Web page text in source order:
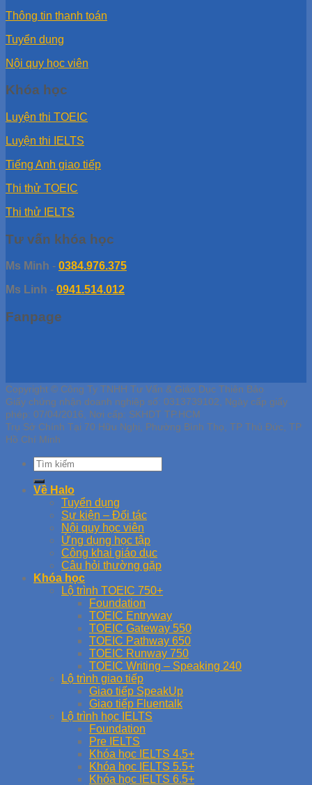
Thông tin thanh toán
Tuyển dụng
Nội quy học viên
Khóa học
Luyện thi TOEIC
Luyện thi IELTS
Tiếng Anh giao tiếp
Thi thử TOEIC
Thi thử IELTS
Tư vấn khóa học
Ms Minh - 0384.976.375
Ms Linh - 0941.514.012
Fanpage
Copyright © Công Ty TNHH Tư Vấn & Giáo Dục Thiên Bảo
Giấy chứng nhận doanh nghiệp số: 0313739102, Ngày cấp giấy
phép: 07/04/2016, Nơi cấp: SKHDT TP.HCM
Trụ Sở Chính Tại 70 Hữu Nghị, Phường Bình Thọ, TP Thủ Đức, TP
Hồ Chí Minh
Về Halo
Tuyển dụng
Sự kiện – Đối tác
Nội quy học viên
Ứng dụng học tập
Công khai giáo dục
Câu hỏi thường gặp
Khóa học
Lộ trình TOEIC 750+
Foundation
TOEIC Entryway
TOEIC Gateway 550
TOEIC Pathway 650
TOEIC Runway 750
TOEIC Writing – Speaking 240
Lộ trình giao tiếp
Giao tiếp SpeakUp
Giao tiếp Fluentalk
Lộ trình học IELTS
Foundation
Pre IELTS
Khóa học IELTS 4.5+
Khóa học IELTS 5.5+
Khóa học IELTS 6.5+